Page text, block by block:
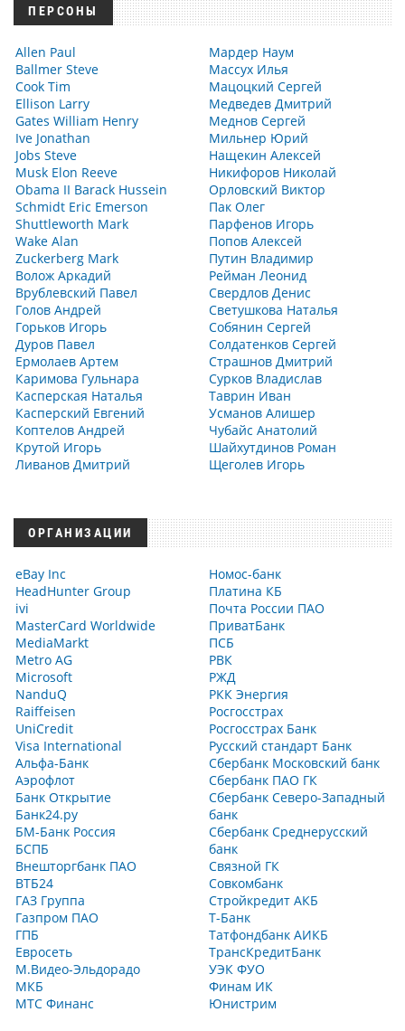
ПЕРСОНЫ
Allen Paul
Ballmer Steve
Cook Tim
Ellison Larry
Gates William Henry
Ive Jonathan
Jobs Steve
Musk Elon Reeve
Obama II Barack Hussein
Schmidt Eric Emerson
Shuttleworth Mark
Wake Alan
Zuckerberg Mark
Волож Аркадий
Врублевский Павел
Голов Андрей
Горьков Игорь
Дуров Павел
Ермолаев Артем
Каримова Гульнара
Касперская Наталья
Касперский Евгений
Коптелов Андрей
Крутой Игорь
Ливанов Дмитрий
Мардер Наум
Массух Илья
Мацоцкий Сергей
Медведев Дмитрий
Меднов Сергей
Мильнер Юрий
Нащекин Алексей
Никифоров Николай
Орловский Виктор
Пак Олег
Парфенов Игорь
Попов Алексей
Путин Владимир
Рейман Леонид
Свердлов Денис
Светушкова Наталья
Собянин Сергей
Солдатенков Сергей
Страшнов Дмитрий
Сурков Владислав
Таврин Иван
Усманов Алишер
Чубайс Анатолий
Шайхутдинов Роман
Щеголев Игорь
ОРГАНИЗАЦИИ
eBay Inc
HeadHunter Group
ivi
MasterCard Worldwide
MediaMarkt
Metro AG
Microsoft
NanduQ
Raiffeisen
UniCredit
Visa International
Альфа-Банк
Аэрофлот
Банк Открытие
Банк24.ру
БМ-Банк Россия
БСПБ
Внешторгбанк ПАО
ВТБ24
ГАЗ Группа
Газпром ПАО
ГПБ
Евросеть
М.Видео-Эльдорадо
МКБ
МТС Финанс
Номос-банк
Платина КБ
Почта России ПАО
ПриватБанк
ПСБ
РВК
РЖД
РКК Энергия
Росгосстрах
Росгосстрах Банк
Русский стандарт Банк
Сбербанк Московский банк
Сбербанк ПАО ГК
Сбербанк Северо-Западный
банк
Сбербанк Среднерусский
банк
Связной ГК
Совкомбанк
Стройкредит АКБ
Т-Банк
Татфондбанк АИКБ
ТрансКредитБанк
УЭК ФУО
Финам ИК
Юнистрим